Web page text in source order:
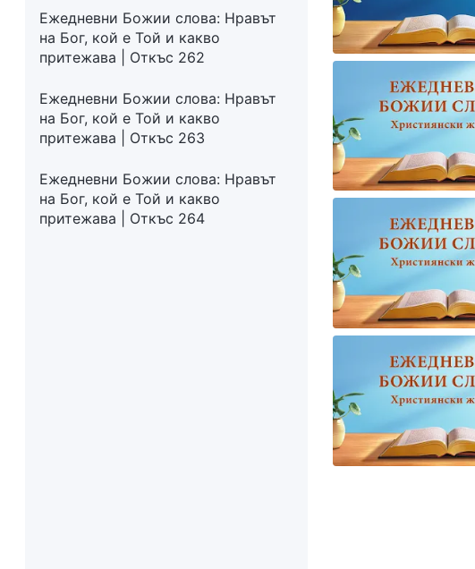
Ежедневни Божии слова: Нравът
на Бог, кой е Той и какво
притежава | Откъс 262
Ежедневни Божии слова: Нравът
на Бог, кой е Той и какво
притежава | Откъс 263
Ежедневни Божии слова: Нравът
на Бог, кой е Той и какво
притежава | Откъс 264